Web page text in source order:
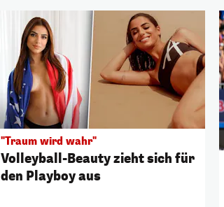
"Traum wird wahr"
Volleyball-Beauty zieht sich für
den Playboy aus